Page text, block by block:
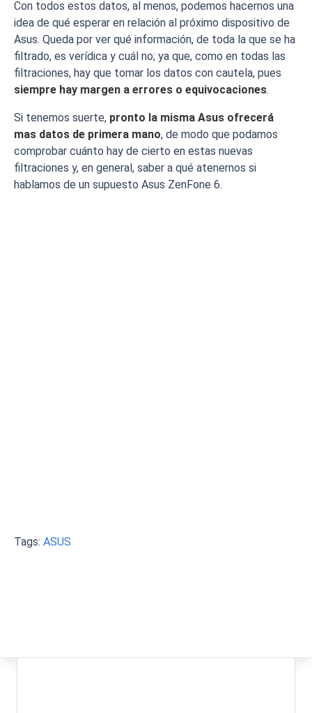
Con todos estos datos, al menos, podemos hacernos una
idea de qué esperar en relación al próximo dispositivo de
Asus. Queda por ver qué información, de toda la que se ha
filtrado, es verídica y cuál no; ya que, como en todas las
filtraciones, hay que tomar los datos con cautela, pues
siempre hay margen a errores o equivocaciones.
Si tenemos suerte, pronto la misma Asus ofrecerá
mas datos de primera mano, de modo que podamos
comprobar cuánto hay de cierto en estas nuevas
filtraciones y, en general, saber a qué atenernos si
hablamos de un supuesto Asus ZenFone 6.
Tags: ASUS